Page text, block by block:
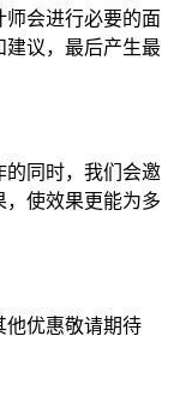
会进行必要的面
建议，最后产生最
的同时，我们会邀
使效果更能为多
他优惠敬请期待